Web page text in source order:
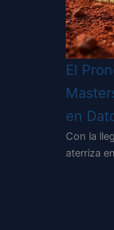
El
en
Con la
aterriza